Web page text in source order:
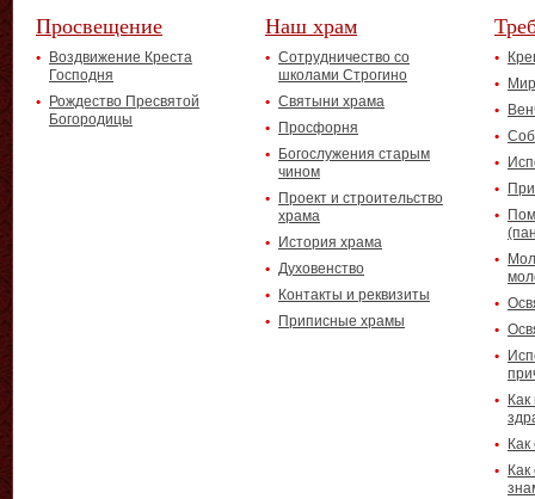
Просвещение
Воздвижение Креста
Господня
Рождество Пресвятой
Богородицы
Наш храм
Сотрудничество со
школами Строгино
Святыни храма
Просфорня
Богослужения старым
чином
Проект и строительство
храма
История храма
Духовенство
Контакты и реквизиты
Приписные храмы
Как